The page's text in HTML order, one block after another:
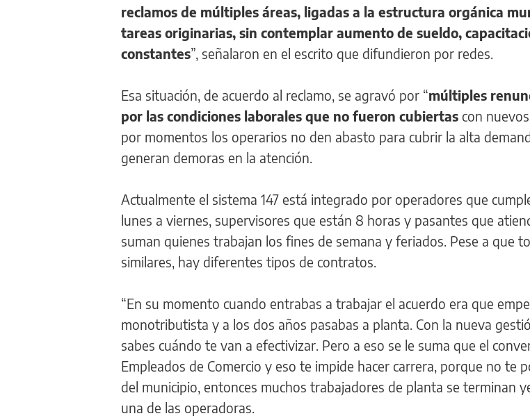
reclamos de múltiples áreas, ligadas a la estructura orgánica
tareas originarias, sin contemplar aumento de sueldo,
constantes”, señalaron en el escrito que difundieron por redes.
Esa situación, de acuerdo al reclamo, se agravó por “múltiples
por las condiciones laborales que no fueron cubiertas con
por momentos los operarios no den abasto para cubrir la alta
generan demoras en la atención.
Actualmente el sistema 147 está integrado por operadores que
lunes a viernes, supervisores que están 8 horas y pasantes que
suman quienes trabajan los fines de semana y feriados. Pese a que
similares, hay diferentes tipos de contratos.
“En su momento cuando entrabas a trabajar el acuerdo era que
monotributista y a los dos años pasabas a planta. Con la nueva
sabes cuándo te van a efectivizar. Pero a eso se le suma que el
Empleados de Comercio y eso te impide hacer carrera, porque no te
del municipio, entonces muchos trabajadores de planta se terminan
una de las operadoras.